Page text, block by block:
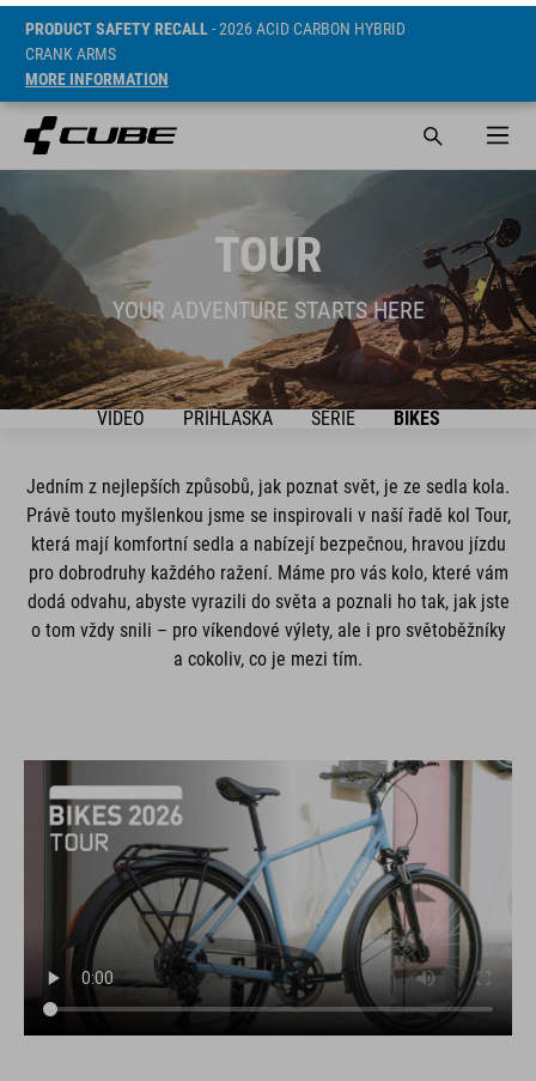
PRODUCT SAFETY RECALL
- 2026 ACID CARBON HYBRID
CRANK ARMS
MORE INFORMATION
TOUR
YOUR ADVENTURE STARTS HERE
VIDEO PŘIHLÁŠKA SÉRIE BIKES
Jedním z nejlepších způsobů, jak poznat svět, je ze sedla kola.
Právě touto myšlenkou jsme se inspirovali v naší řadě kol Tour,
která mají komfortní sedla a nabízejí bezpečnou, hravou jízdu
pro dobrodruhy každého ražení. Máme pro vás kolo, které vám
dodá odvahu, abyste vyrazili do světa a poznali ho tak, jak jste
o tom vždy snili – pro víkendové výlety, ale i pro světoběžníky
a cokoliv, co je mezi tím.